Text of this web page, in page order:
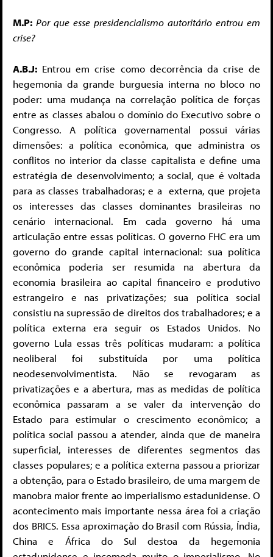
M.P: Por que esse presidencialismo autoritário entrou em
crise?
A.B.J: Entrou em crise como decorrência da crise de
hegemonia da grande burguesia interna no bloco no
poder: uma mudança na correlação política de forças
entre as classes abalou o domínio do Executivo sobre o
Congresso. A política governamental possui várias
dimensões: a política econômica, que administra os
conflitos no interior da classe capitalista e define uma
estratégia de desenvolvimento; a social, que é voltada
para as classes trabalhadoras; e a externa, que projeta
os interesses das classes dominantes brasileiras no
cenário internacional. Em cada governo há uma
articulação entre essas políticas. O governo FHC era um
governo do grande capital internacional: sua política
econômica poderia ser resumida na abertura da
economia brasileira ao capital financeiro e produtivo
estrangeiro e nas privatizações; sua política social
consistiu na supressão de direitos dos trabalhadores; e a
política externa era seguir os Estados Unidos. No
governo Lula essas três políticas mudaram: a política
neoliberal foi substituída por uma política
neodesenvolvimentista. Não se revogaram as
privatizações e a abertura, mas as medidas de política
econômica passaram a se valer da intervenção do
Estado para estimular o crescimento econômico; a
política social passou a atender, ainda que de maneira
superficial, interesses de diferentes segmentos das
classes populares; e a política externa passou a priorizar
a obtenção, para o Estado brasileiro, de uma margem de
manobra maior frente ao imperialismo estadunidense. O
acontecimento mais importante nessa área foi a criação
dos BRICS. Essa aproximação do Brasil com Rússia, Índia,
China e África do Sul destoa da hegemonia